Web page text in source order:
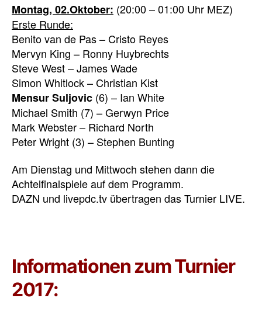
Montag, 02.Oktober: (20:00 – 01:00 Uhr MEZ)
Erste Runde:
Benito van de Pas – Cristo Reyes
Mervyn King – Ronny Huybrechts
Steve West – James Wade
Simon Whitlock – Christian Kist
Mensur Suljovic (6) – Ian White
Michael Smith (7) – Gerwyn Price
Mark Webster – Richard North
Peter Wright (3) – Stephen Bunting
Am Dienstag und Mittwoch stehen dann die
Achtelfinalspiele auf dem Programm.
DAZN und livepdc.tv übertragen das Turnier LIVE.
Informationen zum Turnier
2017: